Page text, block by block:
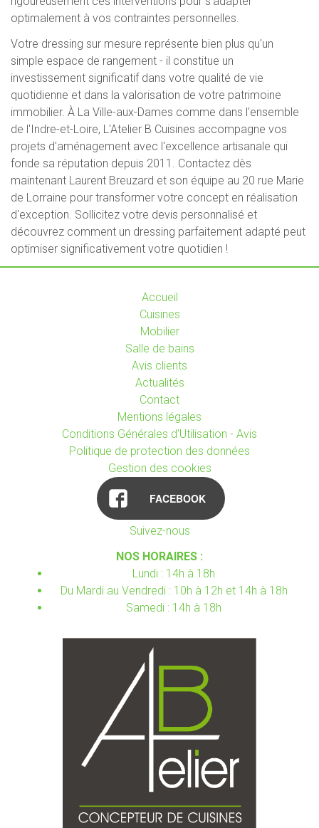
optimalement à vos contraintes personnelles.
Votre dressing sur mesure représente bien plus qu'un
simple espace de rangement - il constitue un
investissement significatif dans votre qualité de vie
quotidienne et dans la valorisation de votre patrimoine
immobilier. À La Ville-aux-Dames comme dans l'ensemble
de l'Indre-et-Loire, L'Atelier B Cuisines accompagne vos
projets d'aménagement avec l'excellence artisanale qui
fonde sa réputation depuis 2011. Contactez dès
maintenant Laurent Breuzard et son équipe au 20 rue Marie
de Lorraine pour transformer votre concept en réalisation
d'exception. Sollicitez votre devis personnalisé et
découvrez comment un dressing parfaitement adapté peut
optimiser significativement votre quotidien !
Accueil
Cuisines
Mobilier
Salle de bains
Avis clients
Actualités
Contact
Mentions légales
Conditions Générales d'Utilisation - Avis
Politique de protection des données
Gestion des cookies
FACEBOOK
Suivez-nous
NOS HORAIRES :
Lundi : 14h à 18h
Du Mardi au Vendredi : 10h à 12h et 14h à 18h
Samedi : 14h à 18h